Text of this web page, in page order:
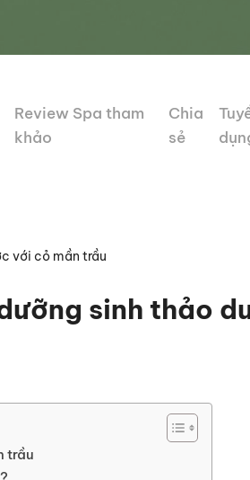
Review Spa tham
khảo
Chia
sẻ
với cỏ mần trầu
sinh thảo
trầu